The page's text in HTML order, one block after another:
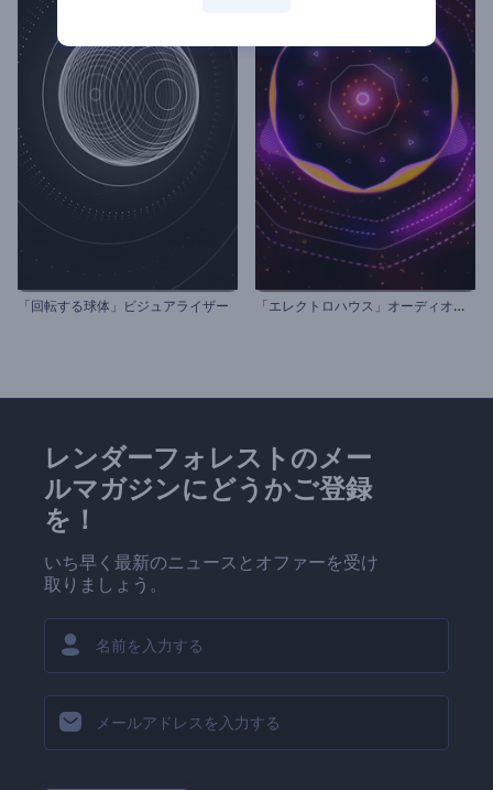
「回転する球体」ビジュアライザー 「
エレクトロハウス」オーディオビジュアライザー
レンダーフォレストのメー
ルマガジンにどうかご登録
を！
いち早く最新のニュースとオファーを受け
取りましょう。